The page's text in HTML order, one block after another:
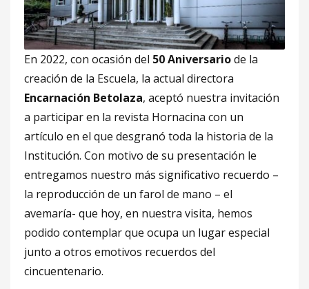
En 2022, con ocasión del 50 Aniversariode la
creación de la Escuela, la actual directora
Encarnación Betolaza, aceptó nuestra invitación
a participar en la revista Hornacina con un
artículo en el que desgranó toda la historia de la
Institución. Con motivo de su presentación le
entregamos nuestro más significativo recuerdo –
la reproducción de un farol de mano – el
avemaría- que hoy, en nuestra visita, hemos
podido contemplar que ocupa un lugar especial
junto a otros emotivos recuerdos del
cincuentenario.